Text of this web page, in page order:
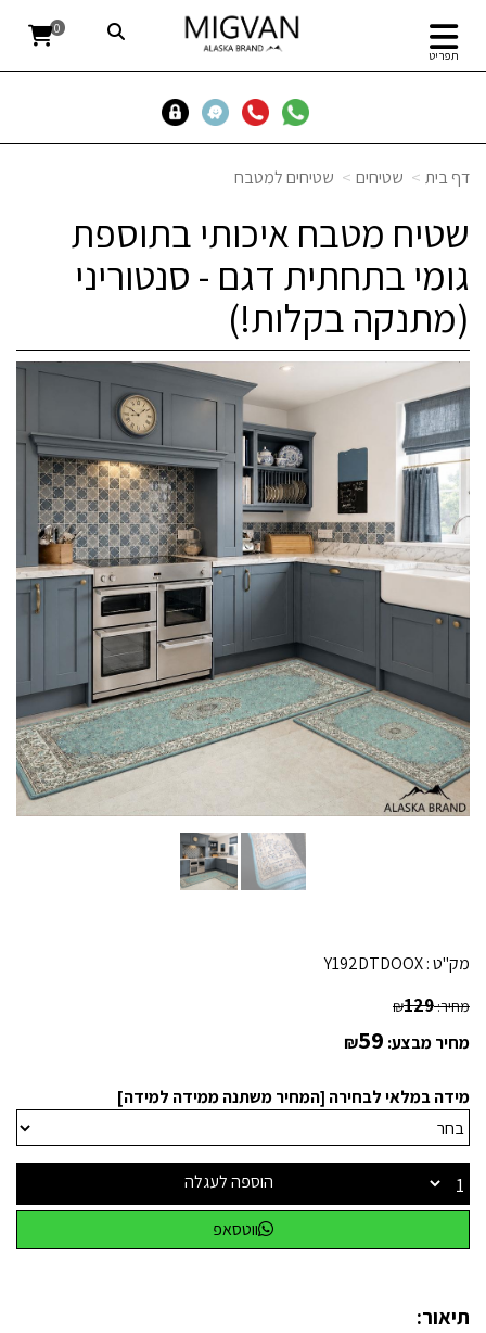
תפריט
0
דף בית שטיחים שטיחים למטבח
שטיח מטבח איכותי בתוספת
גומי בתחתית דגם - סנטוריני
(מתנקה בקלות!)
מק"ט :Y192DTDOOX
מחיר: ₪129
מחיר מבצע: ₪59
מידה במלאי לבחירה [המחיר משתנה ממידה למידה]
הוספה לעגלה
ווטסאפ
תיאור: